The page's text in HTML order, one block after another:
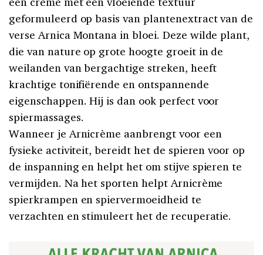
geformuleerd op basis van plantenextract van de
verse Arnica Montana in bloei. Deze wilde plant,
die van nature op grote hoogte groeit in de
weilanden van bergachtige streken, heeft
krachtige tonifiërende en ontspannende
eigenschappen. Hij is dan ook perfect voor
spiermassages.
Wanneer je Arnicrème aanbrengt voor een
fysieke activiteit, bereidt het de spieren voor op
de inspanning en helpt het om stijve spieren te
vermijden. Na het sporten helpt Arnicrème
spierkrampen en spiervermoeidheid te
verzachten en stimuleert het de recuperatie.